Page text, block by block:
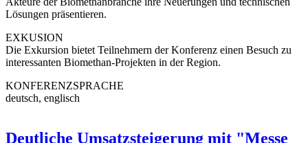
Lösungen präsentieren.
EXKUSION
Die Exkursion bietet Teilnehmern der Konferenz einen Besuch zu
interessanten Biomethan-Projekten in der Region.
KONFERENZSPRACHE
deutsch, englisch
Deutliche Umsatzsteigerung mit "Messe